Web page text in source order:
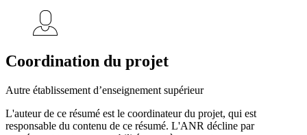
Coordination du projet
Autre établissement d’enseignement supérieur
L'auteur de ce résumé est le coordinateur du projet, qui est
responsable du contenu de ce résumé. L'ANR décline par